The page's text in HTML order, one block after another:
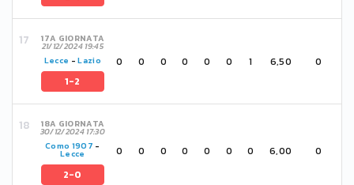
17A GIORNATA
21/12/2024 19:45
Lecce -Lazio
1-2
0 0 0 0 0 0 1 6,50 0
18A GIORNATA
30/12/2024 17:30
Como 1907 -
Lecce
2-0
0 0 0 0 0 0 0 6,00 0